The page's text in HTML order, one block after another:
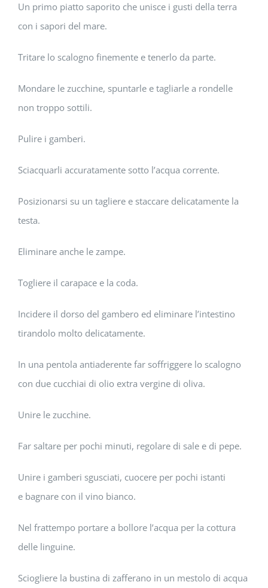
Un primo piatto saporito che unisce i gusti della terra
con i sapori del mare.
Tritare lo scalogno finemente e tenerlo da parte.
Mondare le zucchine, spuntarle e tagliarle a rondelle
non troppo sottili.
Pulire i gamberi.
Sciacquarli accuratamente sotto l’acqua corrente.
Posizionarsi su un tagliere e staccare delicatamente la
testa.
Eliminare anche le zampe.
Togliere il carapace e la coda.
Incidere il dorso del gambero ed eliminare l’intestino
tirandolo molto delicatamente.
In una pentola antiaderente far soffriggere lo scalogno
con due cucchiai di olio extra vergine di oliva.
Unire le zucchine.
Far saltare per pochi minuti, regolare di sale e di pepe.
Unire i gamberi sgusciati, cuocere per pochi istanti
e bagnare con il vino bianco.
Nel frattempo portare a bollore l’acqua per la cottura
delle linguine.
Sciogliere la bustina di zafferano in un mestolo di acqua